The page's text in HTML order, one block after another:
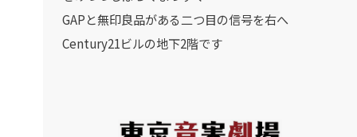
GAPと無印良品がある二つ目の信号を右へ
Century21ビルの地下2階です